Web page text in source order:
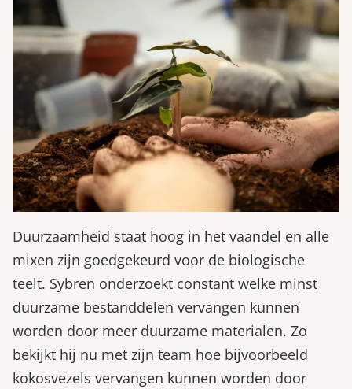
Duurzaamheid staat hoog in het vaandel en alle
mixen zijn goedgekeurd voor de biologische
teelt. Sybren onderzoekt constant welke minst
duurzame bestanddelen vervangen kunnen
worden door meer duurzame materialen. Zo
bekijkt hij nu met zijn team hoe bijvoorbeeld
kokosvezels vervangen kunnen worden door